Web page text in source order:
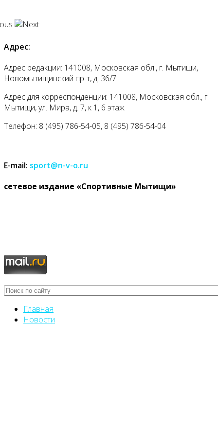
Адрес:
Адрес редакции: 141008, Московская обл., г. Мытищи,
Новомытищинский пр-т, д. 36/7
Адрес для корреспонденции: 141008, Московская обл., г.
Мытищи, ул. Мира, д. 7, к 1, 6 этаж
Телефон: 8 (495) 786-54-05, 8 (495) 786-54-04
E-mail: sport@n-v-o.ru
cетевое издание «Спортивные Мытищи»
Главная
Новости